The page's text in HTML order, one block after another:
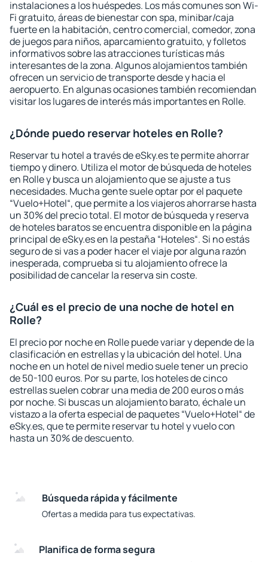
instalaciones a los huéspedes. Los más comunes son Wi-
Fi gratuito, áreas de bienestar con spa, minibar/caja
fuerte en la habitación, centro comercial, comedor, zona
de juegos para niños, aparcamiento gratuito, y folletos
informativos sobre las atracciones turísticas más
interesantes de la zona. Algunos alojamientos también
ofrecen un servicio de transporte desde y hacia el
aeropuerto. En algunas ocasiones también recomiendan
visitar los lugares de interés más importantes en Rolle.
¿Dónde puedo reservar hoteles en Rolle?
Reservar tu hotel a través de eSky.es te permite ahorrar
tiempo y dinero. Utiliza el motor de búsqueda de hoteles
en Rolle y busca un alojamiento que se ajuste a tus
necesidades. Mucha gente suele optar por el paquete
“Vuelo+Hotel“, que permite a los viajeros ahorrarse hasta
un 30% del precio total. El motor de búsqueda y reserva
de hoteles baratos se encuentra disponible en la página
principal de eSky.es en la pestaña “Hoteles“. Si no estás
seguro de si vas a poder hacer el viaje por alguna razón
inesperada, comprueba si tu alojamiento ofrece la
posibilidad de cancelar la reserva sin coste.
¿Cuál es el precio de una noche de hotel en
Rolle?
El precio por noche en Rolle puede variar y depende de la
clasificación en estrellas y la ubicación del hotel. Una
noche en un hotel de nivel medio suele tener un precio
de 50-100 euros. Por su parte, los hoteles de cinco
estrellas suelen cobrar una media de 200 euros o más
por noche. Si buscas un alojamiento barato, échale un
vistazo a la oferta especial de paquetes “Vuelo+Hotel“ de
eSky.es, que te permite reservar tu hotel y vuelo con
hasta un 30% de descuento.
Búsqueda rápida y fácilmente
Ofertas a medida para tus expectativas.
Planifica de forma segura